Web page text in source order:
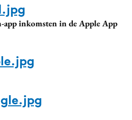
app inkomsten in de Apple App